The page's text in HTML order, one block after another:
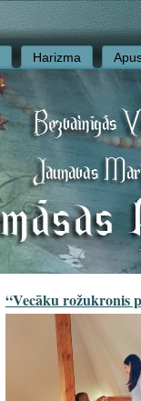
Harizma
“Vecāku rožukronis